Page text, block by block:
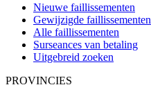
Nieuwe faillissementen
Gewijzigde faillissementen
Alle faillissementen
Surseances van betaling
Uitgebreid zoeken
PROVINCIES